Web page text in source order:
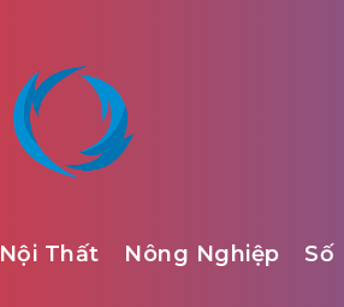
Nội Thất Nông Nghiệp Số